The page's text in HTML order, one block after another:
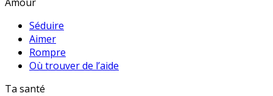
Séduire
Aimer
Rompre
Où trouver de l’aide
Ta santé